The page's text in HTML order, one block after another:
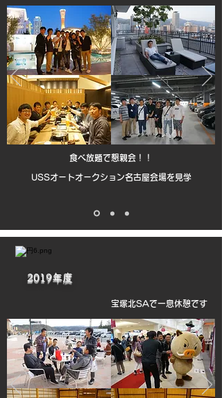
食べ放題で懇親会！！
USSオートオークション名古屋会場を見学
2019年度
宝塚北SAで一息休憩です